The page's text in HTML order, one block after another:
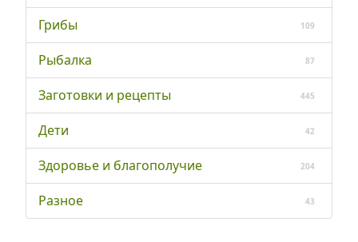
Грибы 109
Рыбалка 87
Заготовки и рецепты 445
Дети 42
Здоровье и благополучие 204
Разное 43